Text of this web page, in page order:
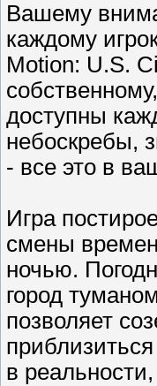
Вашему
каждому
Motion: U.S.
доступны
небоскребы,
- все это в
Игра
смены
ночью.
город
позволяет
в